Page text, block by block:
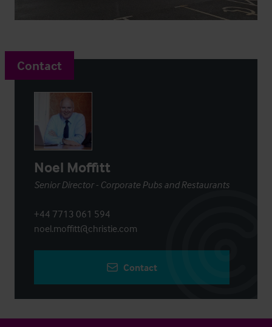
Contact
Noel Moffitt
Senior Director - Corporate Pubs and Restaurants
+44 7713 061 594
noel.moffitt@christie.com
Contact